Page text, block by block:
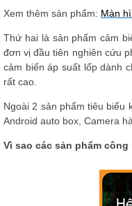
Xem thêm sản phẩm: Màn
Thứ hai là sản phẩm cảm
đơn vị đầu tiên nghiên cứu
cảm biến áp suất lốp dành
rất cao.
Ngoài 2 sản phẩm tiêu biểu
Android auto box, Camera
Vì sao các sản phẩm